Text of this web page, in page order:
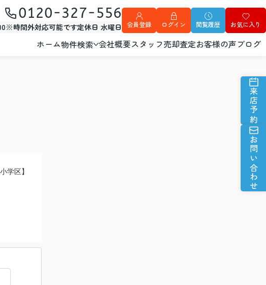
0120-327-556
時間外対応可能です定休日 水曜日 会員登録 ログイン 閲覧履歴 お気に入り
ホーム物件検索 会社概要スタッフ売却査定お客様の声ブログ
来店予約
お問い合わせ
学区】